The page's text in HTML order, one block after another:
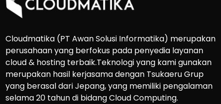
Cloudmatika (PT Awan Solusi Informatika) merupakan
perusahaan yang berfokus pada penyedia layanan
cloud & hosting terbaik.Teknologi yang kami gunakan
merupakan hasil kerjasama dengan Tsukaeru Grup
yang berasal dari Jepang, yang memiliki pengalaman
selama 20 tahun di bidang Cloud Computing.